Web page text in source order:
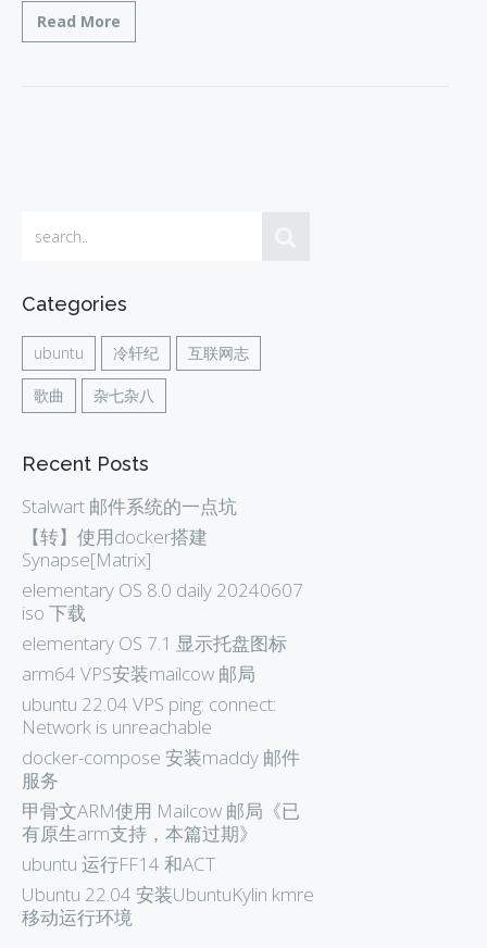
Read More
Categories
ubuntu 冷轩纪 互联网志
歌曲 杂七杂八
Recent Posts
Stalwart 邮件系统的一点坑
【转】使用docker搭建
Synapse[Matrix]
elementary OS 8.0 daily 20240607
iso 下载
elementary OS 7.1 显示托盘图标
arm64 VPS安装mailcow 邮局
ubuntu 22.04 VPS ping: connect:
Network is unreachable
docker-compose 安装maddy 邮件
服务
甲骨文ARM使用 Mailcow 邮局《已
有原生arm支持，本篇过期》
ubuntu 运行FF14 和ACT
Ubuntu 22.04 安装UbuntuKylin kmre
移动运行环境